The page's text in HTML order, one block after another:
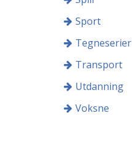
Sport
Tegneserier
Transport
Utdanning
Voksne